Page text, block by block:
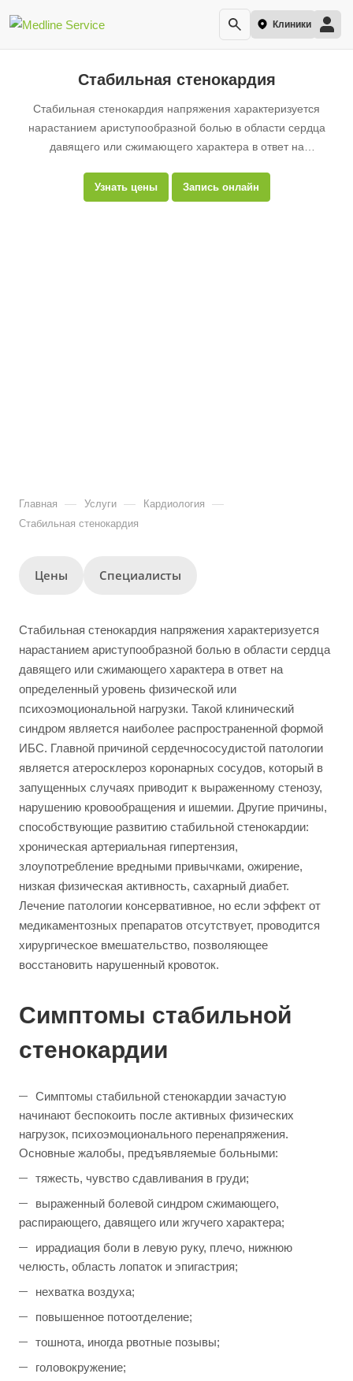
Клиники
Стабильная стенокардия
Стабильная стенокардия напряжения характеризуется
нарастанием ариступообразной болью в области сердца
давящего или сжимающего характера в ответ на
нагрузки.
Узнать цены Запись онлайн
Главная — Услуги — Кардиология —
Стабильная стенокардия
Цены Специалисты
Стабильная стенокардия напряжения характеризуется
нарастанием ариступообразной болью в области сердца
давящего или сжимающего характера в ответ на
определенный уровень физической или
психоэмоциональной нагрузки. Такой клинический
синдром является наиболее распространенной формой
ИБС. Главной причиной сердечнососудистой патологии
является атеросклероз коронарных сосудов, который в
запущенных случаях приводит к выраженному стенозу,
нарушению кровообращения и ишемии. Другие причины,
способствующие развитию стабильной стенокардии:
хроническая артериальная гипертензия,
злоупотребление вредными привычками, ожирение,
низкая физическая активность, сахарный диабет.
Лечение патологии консервативное, но если эффект от
медикаментозных препаратов отсутствует, проводится
хирургическое вмешательство, позволяющее
восстановить нарушенный кровоток.
Симптомы стабильной
стенокардии
Симптомы стабильной стенокардии зачастую
начинают беспокоить после активных физических
нагрузок, психоэмоционального перенапряжения.
Основные жалобы, предъявляемые больными:
тяжесть, чувство сдавливания в груди;
выраженный болевой синдром сжимающего,
распирающего, давящего или жгучего характера;
иррадиация боли в левую руку, плечо, нижнюю
челюсть, область лопаток и эпигастрия;
нехватка воздуха;
повышенное потоотделение;
тошнота, иногда рвотные позывы;
головокружение;